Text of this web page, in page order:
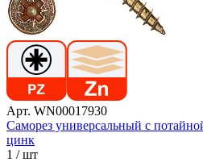
Арт. WN00017930
Саморез универсальный с
цинк
1 / шт